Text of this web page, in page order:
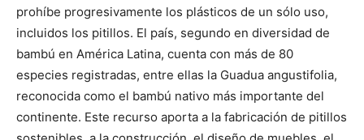
prohíbe progresivamente los plásticos de un sólo uso,
incluidos los pitillos. El país, segundo en diversidad de
bambú en América Latina, cuenta con más de 80
especies registradas, entre ellas la Guadua angustifolia,
reconocida como el bambú nativo más importante del
continente. Este recurso aporta a la fabricación de pitillos